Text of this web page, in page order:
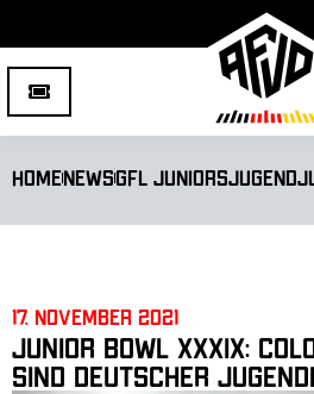
HomeNewsGFL JuniorsJugend
17. November 2021
Junior Bowl XXXIX:
sind deutscher